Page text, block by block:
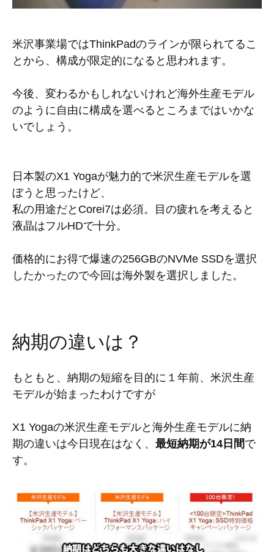
米沢事業場ではThinkPadのラインが限られてるこ
とから、構成が限定的になると思われます。
今後、変わるかもしれないけれど海外生産モデル
のように自由に構成を選べるところまではいかな
いでしょう。
日本製のX1 Yogaが魅力的で米沢生産モデルを選
ぼうと思ったけど、
私の用途だとCorei7は必須。目の疲れを考えると
液晶はフルHDで十分。
価格的にお得で爆速の256GBのNVMe SSDを選択
したかったので今回は海外製を選択しました。
納期の違いは？
もともと、納期の短縮を目的に１年前、米沢生産
モデルが始まったわけですが
X1 Yogaの米沢生産モデルと海外生産モデルに納
期の違いは今日現在はなく、 最短納期が14日間で
す。